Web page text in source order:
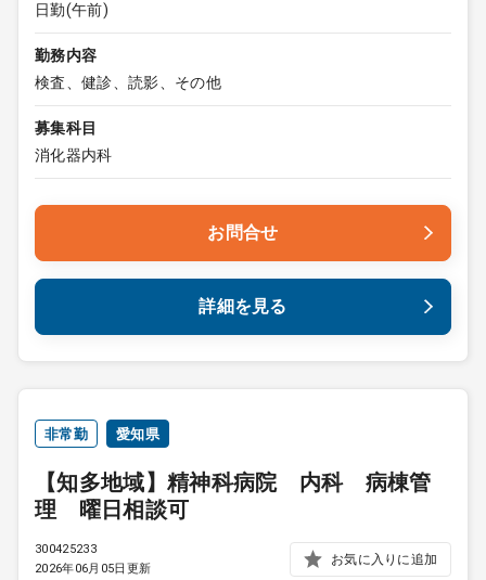
日勤(午前)
勤務内容
検査、健診、読影、その他
募集科目
消化器内科
お問合せ
詳細を見る
非常勤 愛知県
【知多地域】精神科病院 内科 病棟管
理 曜日相談可
300425233
2026年06月05日更新
お気に入りに追加